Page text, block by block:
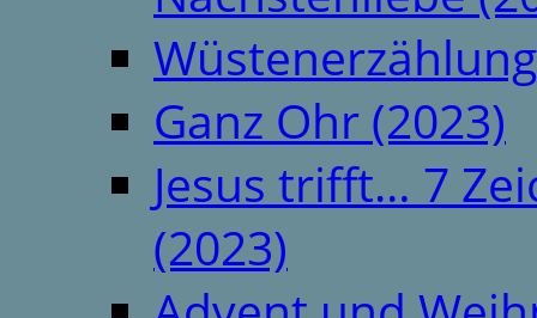
Ganz Ohr (2023)
Jesus trifft… 7
(2023)